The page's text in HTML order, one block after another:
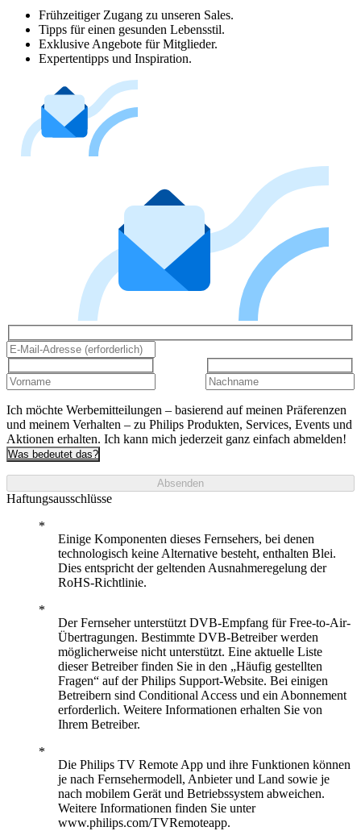
Frühzeitiger Zugang zu unseren Sales.
Tipps für einen gesunden Lebensstil.
Exklusive Angebote für Mitglieder.
Expertentipps und Inspiration.
Ich möchte Werbemitteilungen – basierend auf meinen Präferenzen
und meinem Verhalten – zu Philips Produkten, Services, Events und
Aktionen erhalten. Ich kann mich jederzeit ganz einfach abmelden!
Was bedeutet das?
Absenden
Haftungsausschlüsse
Einige Komponenten dieses Fernsehers, bei denen
technologisch keine Alternative besteht, enthalten Blei.
Dies entspricht der geltenden Ausnahmeregelung der
RoHS-Richtlinie.
Der Fernseher unterstützt DVB-Empfang für Free-to-Air-
Übertragungen. Bestimmte DVB-Betreiber werden
möglicherweise nicht unterstützt. Eine aktuelle Liste
dieser Betreiber finden Sie in den „Häufig gestellten
Fragen“ auf der Philips Support-Website. Bei einigen
Betreibern sind Conditional Access und ein Abonnement
erforderlich. Weitere Informationen erhalten Sie von
Ihrem Betreiber.
Die Philips TV Remote App und ihre Funktionen können
je nach Fernsehermodell, Anbieter und Land sowie je
nach mobilem Gerät und Betriebssystem abweichen.
Weitere Informationen finden Sie unter
www.philips.com/TVRemoteapp.